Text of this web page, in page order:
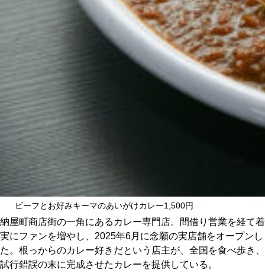
カレーが好き
京都おやつクラブ
私と店のはなし
今月の京みやげ
京都の書店
CULTURE
ビーフとお好みキーマのあいがけカレー1,500円
納屋町商店街の一角にあるカレー専門店。間借り営業を経て着
実にファンを増やし、2025年6月に念願の実店舗をオープンし
た。根っからのカレー好きだという店主が、全国を食べ歩き、
試行錯誤の末に完成させたカレーを提供している。